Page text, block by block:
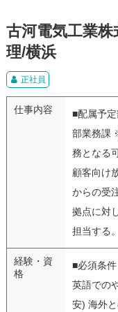
古河電気工業
理/横浜
正社員
仕事内容
■配属予
部業務課
務となる
顧客向け
からの受
拠点に対
担当する
経験・資
格
■必須条
英語での
安) 海外